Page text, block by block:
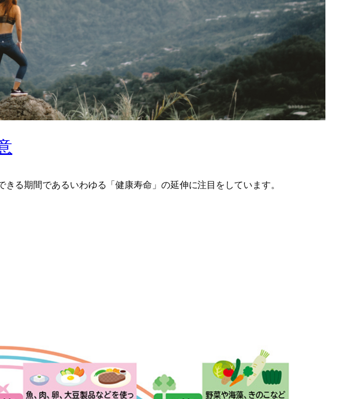
る期間であるいわゆる「健康寿命」の延伸に注目をしています。